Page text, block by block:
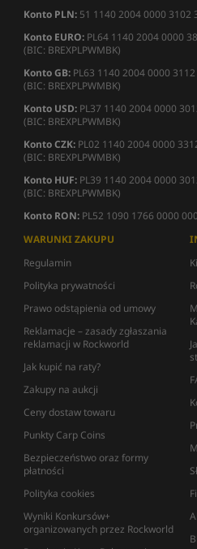
Konto PLN: 51 1140 2004 0000 3102
Konto EURO: PL64 1140 2004 0000
(BIC: BREXPLPWMBK)
Konto GB: PL63 1140 2004 0000
(BIC: BREXPLPWMBK)
Konto USD: PL37 1140 2004 0000
(BIC: BREXPLPWMBK)
Konto CZK: PL02 1140 2004 0000
(BIC: BREXPLPWMBK)
Konto HUF: PL39 1140 2004 0000
(BIC: BREXPLPWMBK)
Konto RON: PL52 1090 1766 0000
WARUNKI ZAKUPU
Regulamin
Polityka prywatności
Prawo odstąpienia od umowy
Reklamacje – zasady zgłaszania
reklamacji w Rockworld
Jak kupić na raty?
Zakupy na aukcji
Ceny dostaw towaru
Punkty Carp Coins
Bezpieczeństwo oraz formy
płatności
Polityka cookies
Wyniki Konkursów+
organizowanych przez Rockworld